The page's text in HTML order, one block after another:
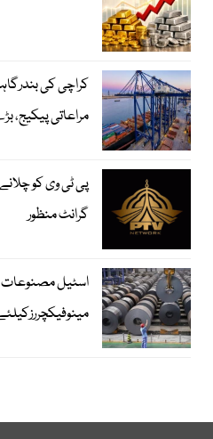
کراچی کی
مراعاتی پیکیج،
گرانٹ منظور
اسٹیل مصنوعات